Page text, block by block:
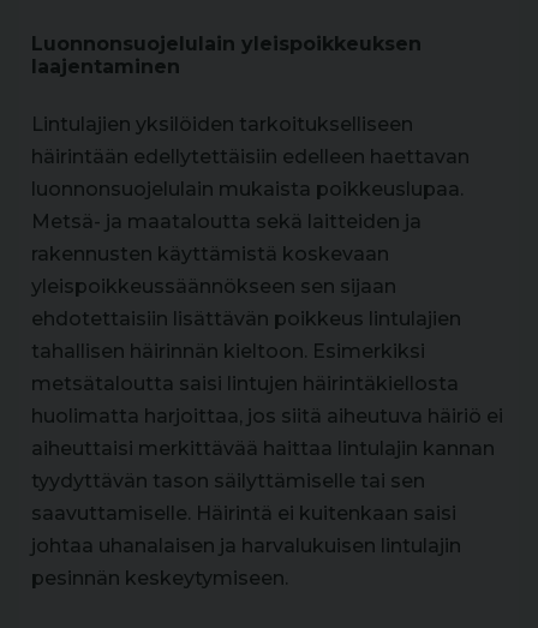
Luonnonsuojelulain yleispoikkeuksen
laajentaminen
Lintulajien yksilöiden tarkoitukselliseen
häirintään edellytettäisiin edelleen haettavan
luonnonsuojelulain mukaista poikkeuslupaa.
Metsä- ja maataloutta sekä laitteiden ja
rakennusten käyttämistä koskevaan
yleispoikkeussäännökseen sen sijaan
ehdotettaisiin lisättävän poikkeus lintulajien
tahallisen häirinnän kieltoon. Esimerkiksi
metsätaloutta saisi lintujen häirintäkiellosta
huolimatta harjoittaa, jos siitä aiheutuva häiriö ei
aiheuttaisi merkittävää haittaa lintulajin kannan
tyydyttävän tason säilyttämiselle tai sen
saavuttamiselle. Häirintä ei kuitenkaan saisi
johtaa uhanalaisen ja harvalukuisen lintulajin
pesinnän keskeytymiseen.